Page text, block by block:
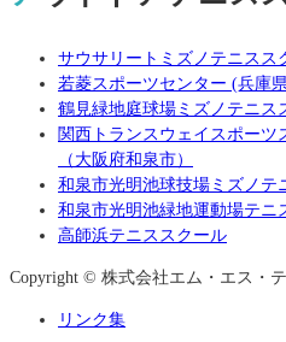
サウサリートミズノテニスス
若菱スポーツセンター (兵庫県
鶴見緑地庭球場ミズノテニス
関西トランスウェイスポー
（大阪府和泉市）
和泉市光明池球技場ミズノテ
和泉市光明池緑地運動場テニ
高師浜テニススクール
Copyright © 株式会社エム・エス・
リンク集